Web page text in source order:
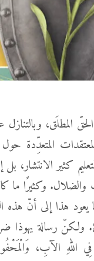
المطلَق،
المتعدِّدة
كثير
وكثيرًا ما
هذا إلى أنّ هذه
ولكنّ رسالة يهوذا
اللهِ الآبِ،